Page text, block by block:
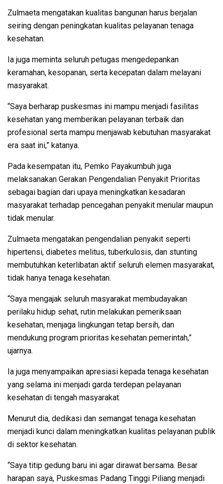
Zulmaeta mengatakan kualitas bangunan harus berjalan
seiring dengan peningkatan kualitas pelayanan tenaga
kesehatan.
Ia juga meminta seluruh petugas mengedepankan
keramahan, kesopanan, serta kecepatan dalam melayani
masyarakat.
“Saya berharap puskesmas ini mampu menjadi fasilitas
kesehatan yang memberikan pelayanan terbaik dan
profesional serta mampu menjawab kebutuhan masyarakat
era saat ini,” katanya.
Pada kesempatan itu, Pemko Payakumbuh juga
melaksanakan Gerakan Pengendalian Penyakit Prioritas
sebagai bagian dari upaya meningkatkan kesadaran
masyarakat terhadap pencegahan penyakit menular maupun
tidak menular.
Zulmaeta mengatakan pengendalian penyakit seperti
hipertensi, diabetes melitus, tuberkulosis, dan stunting
membutuhkan keterlibatan aktif seluruh elemen masyarakat,
tidak hanya tenaga kesehatan.
“Saya mengajak seluruh masyarakat membudayakan
perilaku hidup sehat, rutin melakukan pemeriksaan
kesehatan, menjaga lingkungan tetap bersih, dan
mendukung program prioritas kesehatan pemerintah,”
ujarnya.
Ia juga menyampaikan apresiasi kepada tenaga kesehatan
yang selama ini menjadi garda terdepan pelayanan
kesehatan di tengah masyarakat.
Menurut dia, dedikasi dan semangat tenaga kesehatan
menjadi kunci dalam meningkatkan kualitas pelayanan publik
di sektor kesehatan.
“Saya titip gedung baru ini agar dirawat bersama. Besar
harapan saya, Puskesmas Padang Tinggi Piliang menjadi